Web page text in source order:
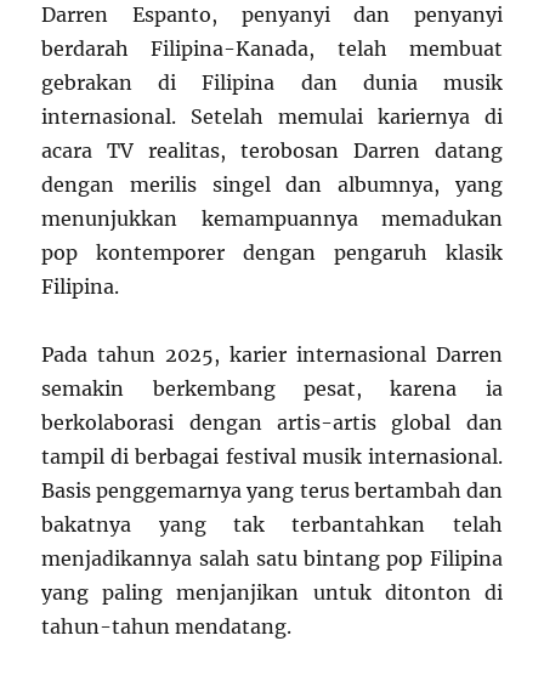
Darren Espanto, penyanyi dan penyanyi
berdarah Filipina-Kanada, telah membuat
gebrakan di Filipina dan dunia musik
internasional. Setelah memulai kariernya di
acara TV realitas, terobosan Darren datang
dengan merilis singel dan albumnya, yang
menunjukkan kemampuannya memadukan
pop kontemporer dengan pengaruh klasik
Filipina.
Pada tahun 2025, karier internasional Darren
semakin berkembang pesat, karena ia
berkolaborasi dengan artis-artis global dan
tampil di berbagai festival musik internasional.
Basis penggemarnya yang terus bertambah dan
bakatnya yang tak terbantahkan telah
menjadikannya salah satu bintang pop Filipina
yang paling menjanjikan untuk ditonton di
tahun-tahun mendatang.